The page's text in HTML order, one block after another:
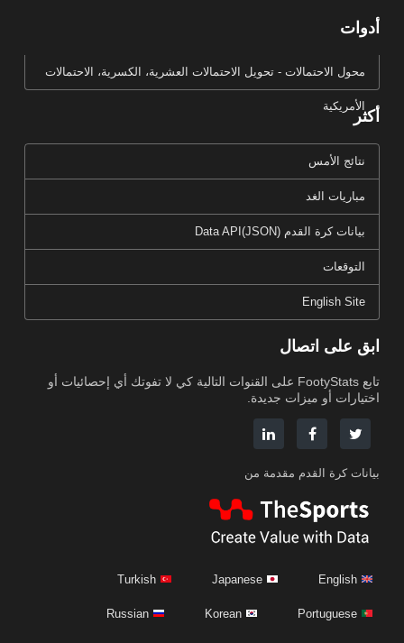
أدوات
محول الاحتمالات - تحويل الاحتمالات العشرية، الكسرية، الاحتمالات
الأمريكية
أكثر
نتائج الأمس
مباريات الغد
بيانات كرة القدم Data API(JSON)
التوقعات
English Site
ابق على اتصال
تابع FootyStats على القنوات التالية كي لا تفوتك أي إحصائيات أو
اختيارات أو ميزات جديدة.
بيانات كرة القدم مقدمة من
English
Japanese
Turkish
Portuguese
Korean
Russian